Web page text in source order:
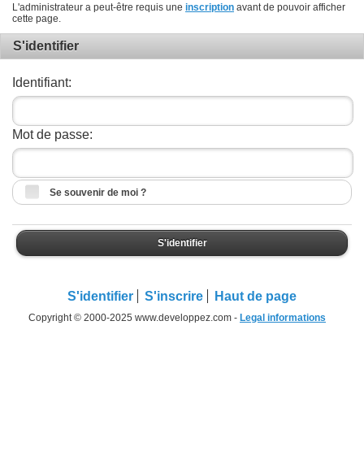
L'administrateur a peut-être requis une inscription avant de pouvoir afficher
cette page.
S'identifier
Identifiant:
Mot de passe:
Se souvenir de moi ?
S'identifier
S'identifier S'inscrire Haut de page
Copyright © 2000-2025 www.developpez.com - Legal informations